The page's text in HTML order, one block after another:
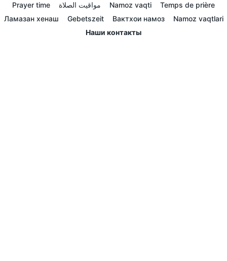
Prayer time مواقيت الصلاة Namoz vaqti
Temps de prière
Ламазан хенаш
Gebetszeit Вактхои намоз
Namoz vaqtlari
Наши контакты